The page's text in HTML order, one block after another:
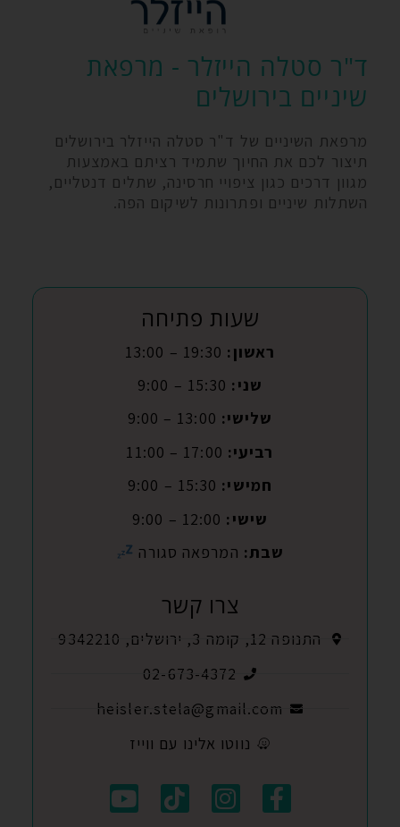
ד"ר סטלה הייזלר - מרפאת
שיניים בירושלים
מרפאת השיניים של ד"ר סטלה הייזלר בירושלים
תיצור לכם את החיוך שתמיד רציתם באמצעות
מגוון דרכים כגון ציפויי חרסינה, שתלים דנטליים,
השתלות שיניים ופתרונות לשיקום הפה.
שעות פתיחה
ראשון:19:30 – 13:00
שני:15:30 – 9:00
שלישי:13:00 – 9:00
רביעי:17:00 – 11:00
חמישי:15:30 – 9:00
שישי:12:00 – 9:00
שבת:המרפאה סגורה
צרו קשר
התנופה 12, קומה 3, ירושלים, 9342210
02-673-4372
heisler.stela@gmail.com
נווטו אלינו עם ווייז